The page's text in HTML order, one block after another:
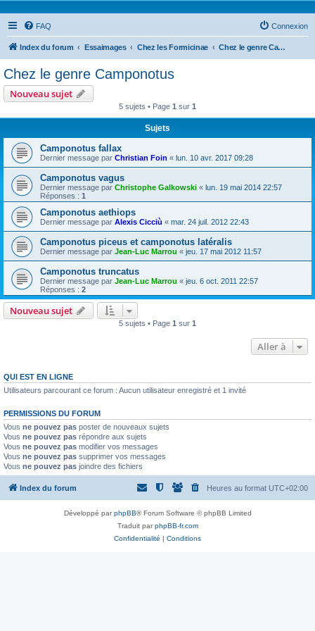
FAQ Connexion
Index du forum Essaimages Chez les Formicinae Chez le genre Camponotus
Chez le genre Camponotus
Nouveau sujet
5 sujets • Page 1 sur 1
Sujets
Camponotus fallax
Dernier message par Christian Foin « lun. 10 avr. 2017 09:28
Camponotus vagus
Dernier message par Christophe Galkowski « lun. 19 mai 2014 22:57
Réponses : 1
Camponotus aethiops
Dernier message par Alexis Cicciù « mar. 24 juil. 2012 22:43
Camponotus piceus et camponotus latéralis
Dernier message par Jean-Luc Marrou « jeu. 17 mai 2012 11:57
Camponotus truncatus
Dernier message par Jean-Luc Marrou « jeu. 6 oct. 2011 22:57
Réponses : 2
Nouveau sujet
5 sujets • Page 1 sur 1
Aller à
QUI EST EN LIGNE
Utilisateurs parcourant ce forum : Aucun utilisateur enregistré et 1 invité
PERMISSIONS DU FORUM
Vous ne pouvez pas poster de nouveaux sujets
Vous ne pouvez pas répondre aux sujets
Vous ne pouvez pas modifier vos messages
Vous ne pouvez pas supprimer vos messages
Vous ne pouvez pas joindre des fichiers
Index du forum Heures au format UTC+02:00
Développé parphpBB® Forum Software © phpBB Limited
Traduit parphpBB-fr.com
Confidentialité | Conditions